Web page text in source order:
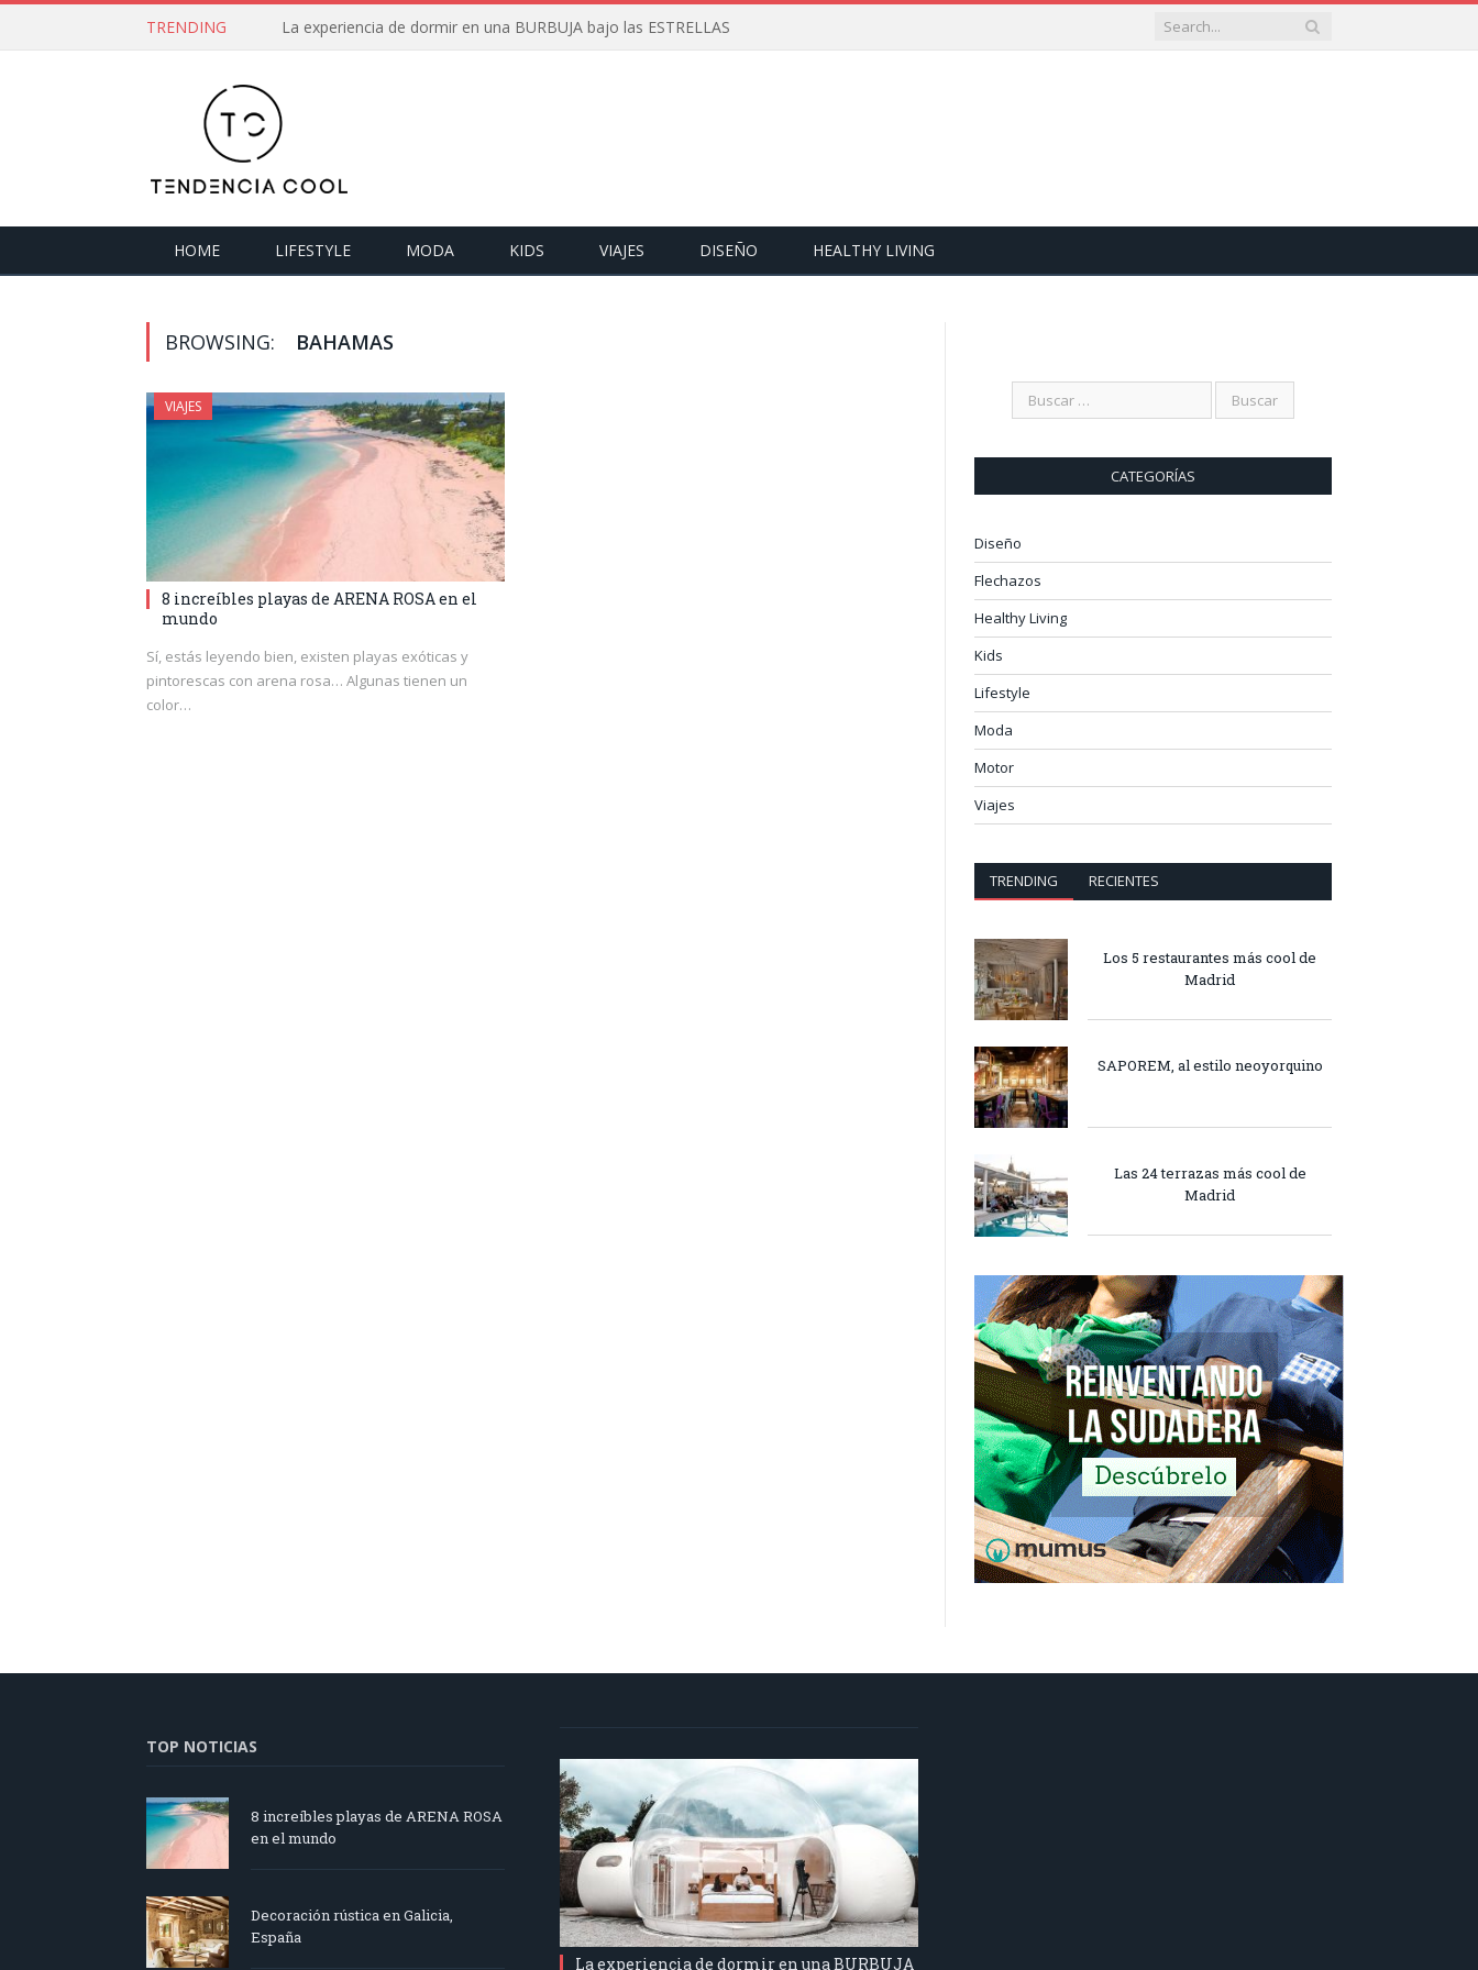
TRENDING La experiencia de dormir en una BURBUJA bajo las ESTRELLAS
HOME LIFESTYLE MODA KIDS VIAJES DISEÑO HEALTHY LIVING
BROWSING: BAHAMAS
VIAJES
8 increíbles playas de ARENA ROSA en el
mundo
Sí, estás leyendo bien, existen playas exóticas y
pintorescas con arena rosa… Algunas tienen un
color…
CATEGORÍAS
Diseño
Flechazos
Healthy Living
Kids
Lifestyle
Moda
Motor
Viajes
TRENDING RECIENTES
Los 5 restaurantes más cool de
Madrid
SAPOREM, al estilo neoyorquino
Las 24 terrazas más cool de
Madrid
TOP NOTICIAS
8 increíbles playas de ARENA ROSA
en el mundo
Decoración rústica en Galicia,
España
La experiencia de dormir en una BURBUJA